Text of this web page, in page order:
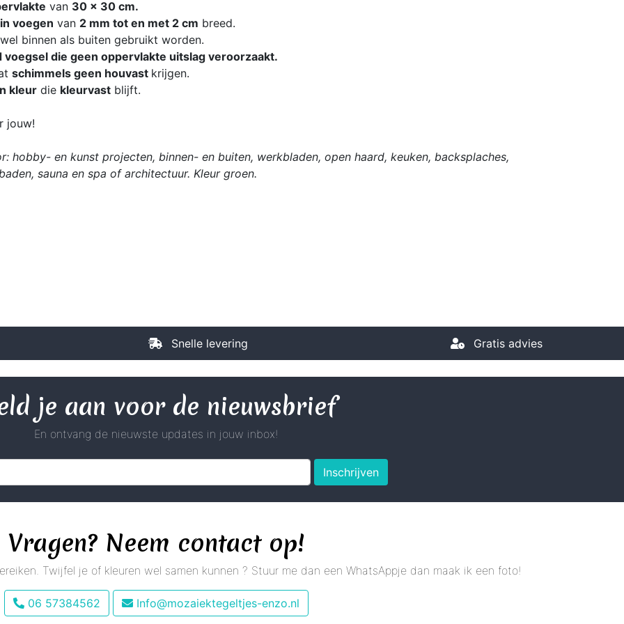
van 30 x 30 cm.
voegen van 2 mm tot en met 2 cm breed.
binnen als buiten gebruikt worden.
voegsel die geen oppervlakte uitslag veroorzaakt.
schimmels geen houvast krijgen.
kleur die kleurvast blijft.
jouw!
hobby- en kunst projecten, binnen- en buiten, werkbladen, open haard, keuken, backsplaches,
sauna en spa of architectuur. Kleur groen.
Snelle levering Gratis advies
je aan voor de nieuwsbrief
En ontvang de nieuwste updates in jouw inbox!
Inschrijven
Vragen? Neem contact op!
Twijfel je of kleuren wel samen kunnen ? Stuur me dan een WhatsAppje dan maak ik een foto!
06 57384562 Info@mozaiektegeltjes-enzo.nl